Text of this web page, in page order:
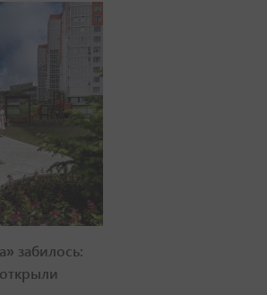
забилось: